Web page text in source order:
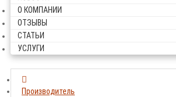
О КОМПАНИИ
ОТЗЫВЫ
СТАТЬИ
УСЛУГИ
Производитель